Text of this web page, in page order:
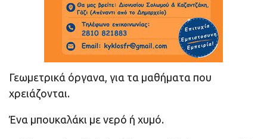
Γεωμετρικά όργανα, για τα μαθήματα που
χρειάζονται.
Ένα μπουκαλάκι με νερό ή χυμό.